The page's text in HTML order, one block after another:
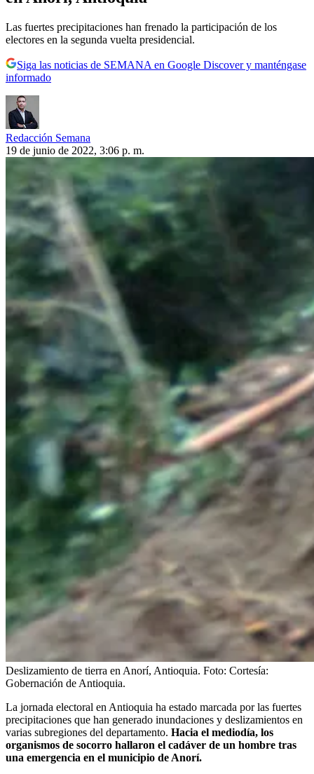
Las fuertes precipitaciones han frenado la participación de los
electores en la segunda vuelta presidencial.
Siga las noticias de SEMANA en Google Discover y manténgase
informado
Redacción Semana
19 de junio de 2022, 3:06 p. m.
Deslizamiento de tierra en Anorí, Antioquia. Foto: Cortesía:
Gobernación de Antioquia.
La jornada electoral en Antioquia ha estado marcada por las fuertes
precipitaciones que han generado inundaciones y deslizamientos en
varias subregiones del departamento. Hacia el mediodía, los
organismos de socorro hallaron el cadáver de un hombre tras
una emergencia en el municipio de Anorí.